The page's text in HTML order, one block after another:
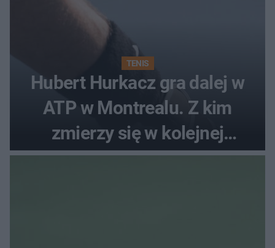
TENIS
Hubert Hurkacz gra dalej w
ATP w Montrealu. Z kim
zmierzy się w kolejnej
rundzie?